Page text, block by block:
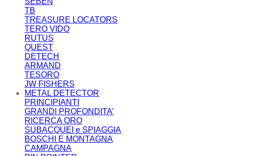
TB
TREASURE LOCATORS
TERO VIDO
RUTUS
QUEST
DETECH
ARMAND
TESORO
JW FISHERS
METAL DETECTOR
PRINCIPIANTI
GRANDI PROFONDITA’
RICERCA ORO
SUBACQUEI e SPIAGGIA
BOSCHI E MONTAGNA
CAMPAGNA